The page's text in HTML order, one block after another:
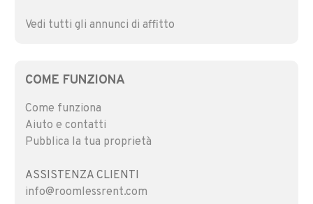
Vedi tutti gli annunci di affitto
COME FUNZIONA
Come funziona
Aiuto e contatti
Pubblica la tua proprietà
ASSISTENZA CLIENTI
info@roomlessrent.com